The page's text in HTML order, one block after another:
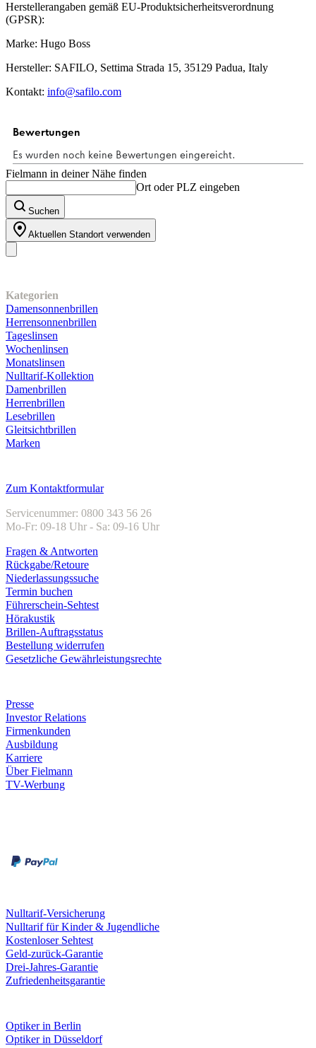
Herstellerangaben gemäß EU-Produktsicherheitsverordnung
(GPSR):
Marke: Hugo Boss
Hersteller: SAFILO, Settima Strada 15, 35129 Padua, Italy
Kontakt: info@safilo.com
Fielmann in deiner Nähe finden
Ort oder PLZ eingeben
Suchen
Aktuellen Standort verwenden
Kategorien
Damensonnenbrillen
Herrensonnenbrillen
Tageslinsen
Wochenlinsen
Monatslinsen
Nulltarif-Kollektion
Damenbrillen
Herrenbrillen
Lesebrillen
Gleitsichtbrillen
Marken
Zum Kontaktformular
Servicenummer: 0800 343 56 26
Mo-Fr: 09-18 Uhr - Sa: 09-16 Uhr
Fragen & Antworten
Rückgabe/Retoure
Niederlassungssuche
Termin buchen
Führerschein-Sehtest
Hörakustik
Brillen-Auftragsstatus
Bestellung widerrufen
Gesetzliche Gewährleistungsrechte
Presse
Investor Relations
Firmenkunden
Ausbildung
Karriere
Über Fielmann
TV-Werbung
Nulltarif-Versicherung
Nulltarif für Kinder & Jugendliche
Kostenloser Sehtest
Geld-zurück-Garantie
Drei-Jahres-Garantie
Zufriedenheitsgarantie
Optiker in Berlin
Optiker in Düsseldorf